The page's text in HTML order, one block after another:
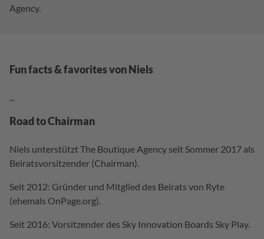
Agency.
Fun facts & favorites von Niels
...
Road to Chairman
Niels unterstützt The Boutique Agency seit Sommer 2017 als
Beiratsvorsitzender (Chairman).
Seit 2012: Gründer und Mitglied des Beirats von Ryte
(ehemals OnPage.org).
Seit 2016: Vorsitzender des Sky Innovation Boards Sky Play.